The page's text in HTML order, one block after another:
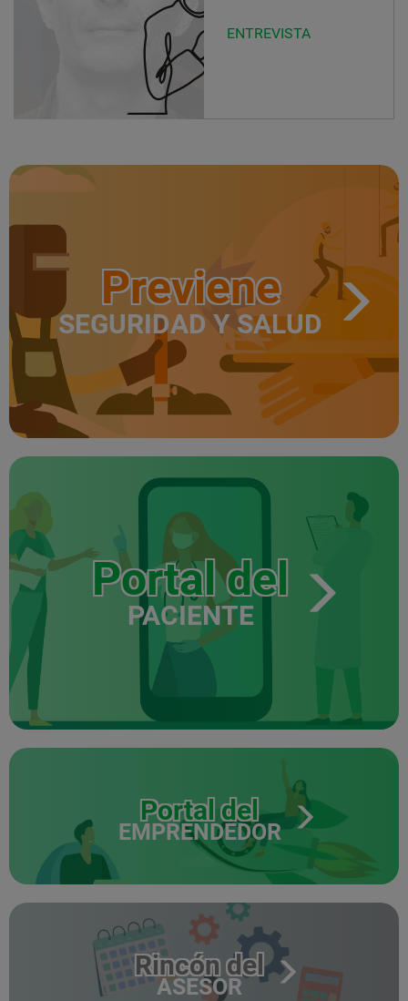
ENTREVISTA
Previene
SEGURIDAD Y SALUD
Portal del
PACIENTE
Portal del
EMPRENDEDOR
Rincón del
ASESOR